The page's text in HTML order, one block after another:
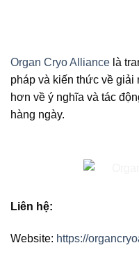
Organ Cryo Alliance là
pháp và kiến thức về giải
hơn về ý nghĩa và tác
hàng ngày.
Liên hệ:
Website: https://